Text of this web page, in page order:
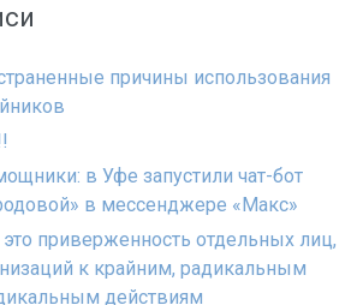
причины использования
в Уфе запустили чат-бот
в мессенджере «Макс»
приверженность отдельных лиц,
к крайним, радикальным
действиям